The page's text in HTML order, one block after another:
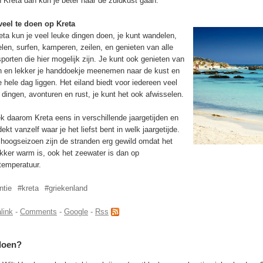
te doen op Kreta
kun je veel leuke dingen doen, je kunt wandelen,
surfen, kamperen, zeilen, en genieten van alle
die hier mogelijk zijn. Je kunt ook genieten van
en lekker je handdoekje meenemen naar de kust en
hele dag liggen. Het eiland biedt voor iedereen veel
dingen, avonturen en rust, je kunt het ook afwisselen.
daarom Kreta eens in verschillende jaargetijden en
vanzelf waar je het liefst bent in welk jaargetijde.
zijn de stranden erg gewild omdat het
warm is, ook het zeewater is dan op
#kreta #griekenland
- Comments - Google - Rss